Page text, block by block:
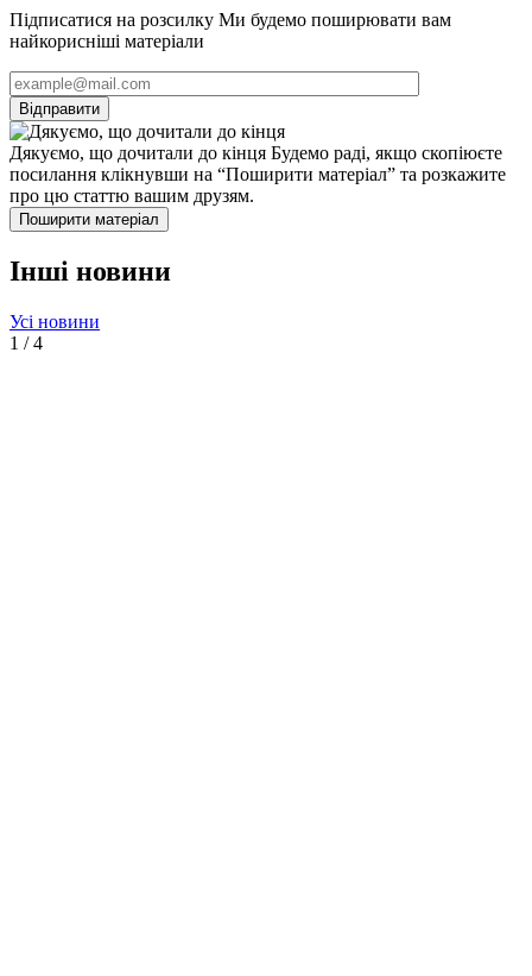
Підписатися на розсилку Ми будемо поширювати вам
найкорисніші матеріали
Дякуємо, що дочитали до кінця Будемо раді, якщо скопіюєте
посилання клікнувши на “Поширити матеріал” та розкажите
про цю статтю вашим друзям.
Поширити матеріал
Інші новини
Усі новини
1 /4